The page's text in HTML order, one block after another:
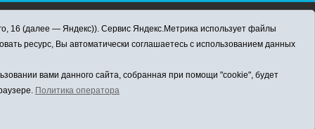
16 (далее — Яндекс)). Сервис Яндекс.Метрика использует файлы
ресурс, Вы автоматически соглашаетесь с использованием данных
вами данного сайта, собранная при помощи "cookie", будет
Политика оператора